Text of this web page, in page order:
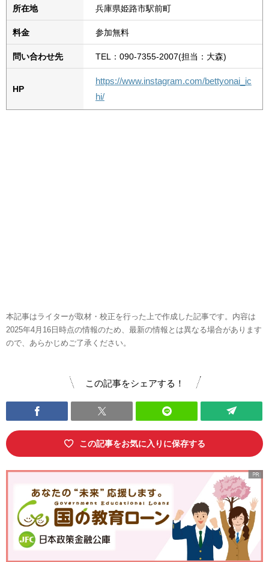
所在地 兵庫県姫路市駅前町
料金 参加無料
問い合わせ先 TEL：090-7355-2007(担当：大森)
HP
https://www.instagram.com/bettyonai_ic
hi/
本記事はライターが取材・校正を行った上で作成した記事です。内容は
2025年4月16日時点の情報のため、最新の情報とは異なる場合があります
ので、あらかじめご了承ください。
この記事をシェアする！
この記事をお気に入りに保存する